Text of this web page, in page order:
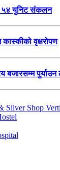
५४ युनिट संकलन
वृक्षरोपण
बजारसम्म